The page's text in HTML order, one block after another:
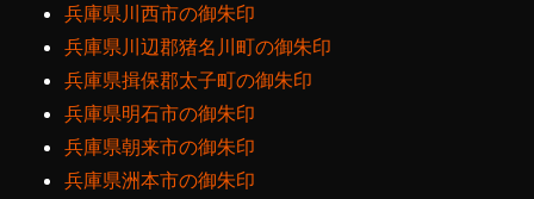
兵庫県川西市の御朱印
兵庫県川辺郡猪名川町の御朱印
兵庫県揖保郡太子町の御朱印
兵庫県明石市の御朱印
兵庫県朝来市の御朱印
兵庫県洲本市の御朱印